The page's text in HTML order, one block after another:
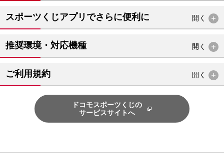
スポーツくじアプリでさらに便利に 開く
推奨環境・対応機種 開く
ご利用規約 開く
ドコモスポーツくじの
サービスサイトへ